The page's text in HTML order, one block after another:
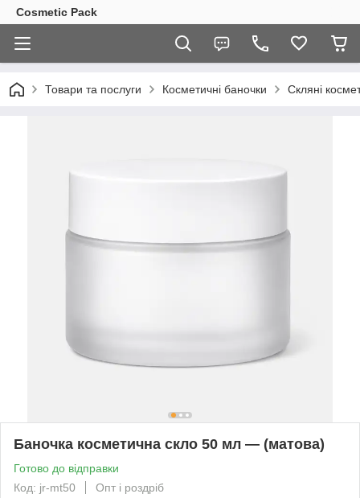
Cosmetic Pack
Товари та послуги Косметичні баночки Скляні
Баночка косметична скло 50 мл — (матова)
Готово до відправки
Код: jr-mt50
Опт і роздріб